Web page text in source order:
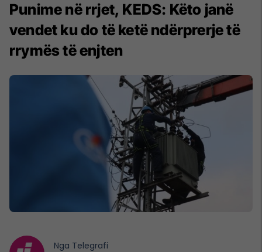
Punime në rrjet, KEDS: Këto janë
vendet ku do të ketë ndërprerje të
rrymës të enjten
Nga Telegrafi